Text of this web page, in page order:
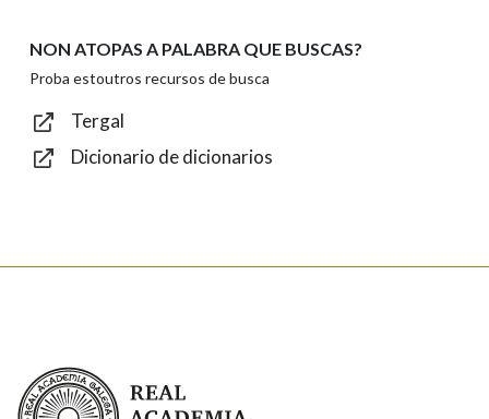
Texto de verificación
NON ATOPAS A PALABRA QUE BUSCAS?
Proba estoutros recursos de busca
Tergal
Dicionario de dicionarios
Real Academia Galega